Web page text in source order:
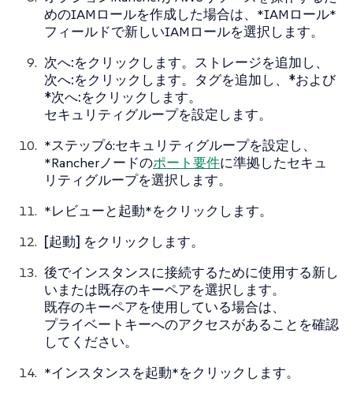
めのIAMロールを作成した場合は、*IAMロール*
フィールドで新しいIAMロールを選択します。
次へ:をクリックします。ストレージを追加し、
次へ:をクリックします。タグを追加し、*および
*次へ:をクリックします。
セキュリティグループを設定します。
*ステップ6:セキュリティグループを設定し、
*Rancherノードのポート要件に準拠したセキュ
リティグループを選択します。
*レビューと起動*をクリックします。
[起動] をクリックします。
後でインスタンスに接続するために使用する新し
いまたは既存のキーペアを選択します。
既存のキーペアを使用している場合は、
プライベートキーへのアクセスがあることを確認
してください。
*インスタンスを起動*をクリックします。